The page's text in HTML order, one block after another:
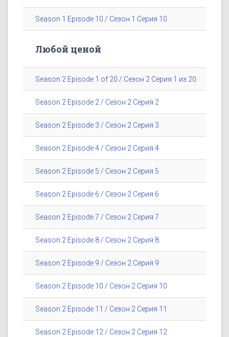
Season 1 Episode 10 / Сезон 1 Серия 10
Любой ценой
Season 2 Episode 1 of 20 / Сезон 2 Серия 1 из 20
Season 2 Episode 2 / Сезон 2 Серия 2
Season 2 Episode 3 / Сезон 2 Серия 3
Season 2 Episode 4 / Сезон 2 Серия 4
Season 2 Episode 5 / Сезон 2 Серия 5
Season 2 Episode 6 / Сезон 2 Серия 6
Season 2 Episode 7 / Сезон 2 Серия 7
Season 2 Episode 8 / Сезон 2 Серия 8
Season 2 Episode 9 / Сезон 2 Серия 9
Season 2 Episode 10 / Сезон 2 Серия 10
Season 2 Episode 11 / Сезон 2 Серия 11
Season 2 Episode 12 / Сезон 2 Серия 12